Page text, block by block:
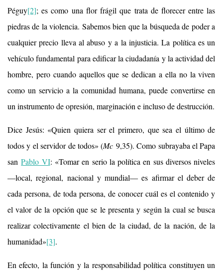
Péguy[2]; es como una flor frágil que trata de florecer entre las
piedras de la violencia. Sabemos bien que la búsqueda de poder a
cualquier precio lleva al abuso y a la injusticia. La política es un
vehículo fundamental para edificar la ciudadanía y la actividad del
hombre, pero cuando aquellos que se dedican a ella no la viven
como un servicio a la comunidad humana, puede convertirse en
un instrumento de opresión, marginación e incluso de destrucción.
Dice Jesús: «Quien quiera ser el primero, que sea el último de
todos y el servidor de todos» (Mc 9,35). Como subrayaba el Papa
sanPablo VI: «Tomar en serio la política en sus diversos niveles
―local, regional, nacional y mundial― es afirmar el deber de
cada persona, de toda persona, de conocer cuál es el contenido y
el valor de la opción que se le presenta y según la cual se busca
realizar colectivamente el bien de la ciudad, de la nación, de la
humanidad»[3].
En efecto, la función y la responsabilidad política constituyen un